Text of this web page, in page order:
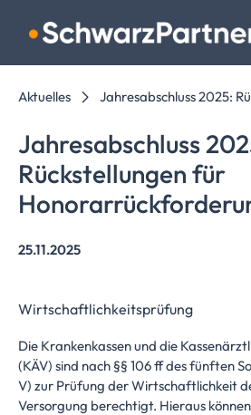
Navigation überspringen
Aktuelles
Jahresabschluss
Rückstellungen für
25.11.2025
Wirtschaftlichkeitsprüfung
Die Krankenkassen und die
(KÄV) sind nach §§ 106 ff des fünften
V) zur Prüfung der Wirtschaftlichkeit
Versorgung berechtigt. Hieraus